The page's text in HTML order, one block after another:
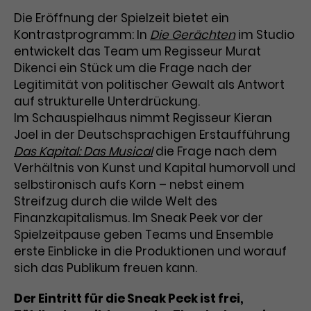
und es wird Zugang zu
geschützten Bereichen gewährt.
Name cookie_optin
Anbieter TYPO3
Laufzeit 1 Monat
Zweck
Enthält die gewählten Tracking-
Optin-Einstellungen.
Laufzeit 2 Jahre
Zweck
Dieses Cookie wird von Google
Analytics installiert. Das Cookie
wird verwendet, um
Besucher*innen-, Sitzungs- und
Kampagnendaten zu berechnen
und die Nutzung der Website für
den Analysebericht der Website zu
verfolgen. Die Cookies speichern
Informationen anonym und weisen
eine zufallsgenerierte Nummer zu,
um Besuche zu erkennen.
Name _gid
Anbieter Google Analytics
Marketing
Diese Gruppe beinhaltet alle Scripte, die es uns
ermöglichen die Leistung unserer
Werbekampagnen zu analysieren und
Conversions zu messen. Außerdem helfen sie
uns dabei Werbeanzeigen und Inhalte besser auf
die Interessen unserer Nutzer abzustimmen.
Name
_gcl_au
Anbieter Google Ads
Laufzeit 3 Monate
Zweck
Wird von Google verwendet, um
die Effizienz von Werbeanzeigen zu
messen und Conversions zu
speichern. Dieses Cookie hilft dabei
nachzuvollziehen, ob Nutzer über
Website gelangt sind.
Cookie-Informationen
Die Eröffnung der Spielzeit bietet ein
Kontrastprogramm: In Die Gerächtenim Studio
entwickelt das Team um Regisseur Murat
Dikenci ein Stück um die Frage nach der
Legitimität von politischer Gewalt als Antwort
auf strukturelle Unterdrückung.
Im Schauspielhaus nimmt Regisseur Kieran
Joel in der Deutschsprachigen Erstaufführung
Das Kapital: Das Musicaldie Frage nach dem
Verhältnis von Kunst und Kapital humorvoll und
selbstironisch aufs Korn – nebst einem
Streifzug durch die wilde Welt des
Finanzkapitalismus. Im Sneak Peek vor der
Spielzeitpause geben Teams und Ensemble
erste Einblicke in die Produktionen und worauf
sich das Publikum freuen kann.
Der Eintritt für die Sneak Peek ist frei,